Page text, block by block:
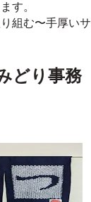
す。
組む〜手厚いサ
どり事務